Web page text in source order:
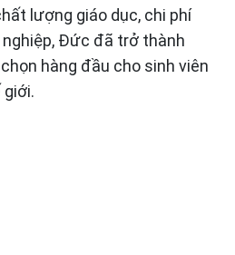
lượng giáo dục, chi phí
nghiệp, Đức đã trở thành
hàng đầu cho sinh viên